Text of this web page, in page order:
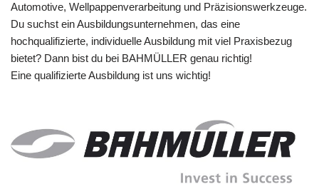
Automotive, Wellpappenverarbeitung und Präzisionswerkzeuge.
Du suchst ein Ausbildungsunternehmen, das eine
hochqualifizierte, individuelle Ausbildung mit viel Praxisbezug
bietet? Dann bist du bei BAHMÜLLER genau richtig!
Eine qualifizierte Ausbildung ist uns wichtig!